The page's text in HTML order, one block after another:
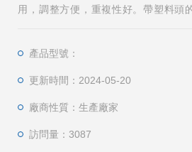
用，調整方便，重複性好。帶塑料頭
整機構為M6×0.25 細牙螺杆驅動，精
位，精度高，穩定性好。
產品型號：
更新時間：2024-05-20
廠商性質：生產廠家
訪問量：3087